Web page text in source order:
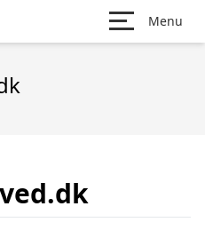
Menu